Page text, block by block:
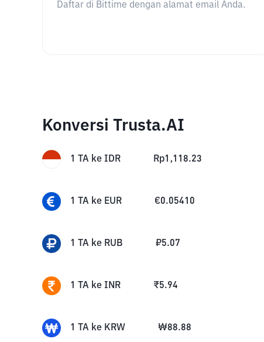
Daftar di Bittime dengan alamat email Anda.
Konversi Trusta.AI
1 TA ke IDR Rp1,118.23
1 TA ke EUR €0.05410
1 TA ke RUB ₽5.07
1 TA ke INR ₹5.94
1 TA ke KRW ₩88.88